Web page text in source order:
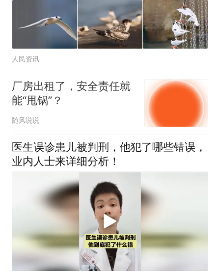
人民资讯
厂房出租了，安全责任就
能“甩锅”？
随风说说
医生误诊患儿被判刑，他犯了哪些错误，
业内人士来详细分析！